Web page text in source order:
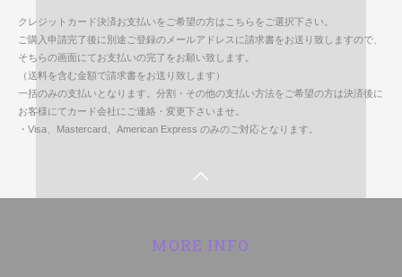
クレジットカード決済お支払いをご希望の方はこちらをご選択下さい。
ご購入申請完了後に別途ご登録のメールアドレスに請求書をお送り致しますので、
そちらの画面にてお支払いの完了をお願い致します。
（送料を含む金額で請求書をお送り致します）
一括のみの支払いとなります。分割・その他の支払い方法をご希望の方は決済後に
お客様にてカード会社にご連絡・変更下さいませ。
・Visa、Mastercard、American Express のみのご対応となります。
MORE INFO